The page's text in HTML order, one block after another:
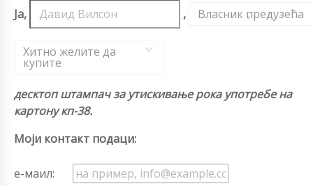
Ја, , Власник предузећа
,
Хитно желите да
купите
десктоп штампач за утискивање рока употребе на
картону кп-38.
Моји контакт подаци:
е-маил: